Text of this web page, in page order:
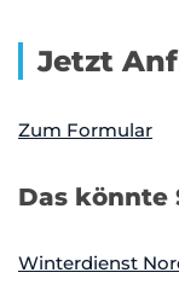
Jetzt
Zum Formular
Das könnte
Winterdienst